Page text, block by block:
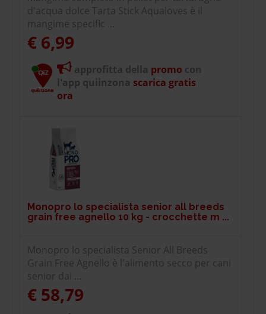
d'acqua dolce Tarta Stick Aqualoves è il
mangime specific ...
€ 6,99
approfitta della promo con
l'app quiinzona scarica gratis
ora
Monopro lo specialista senior all breeds
grain free agnello 10 kg - crocchette m ...
Monopro lo specialista Senior All Breeds
Grain Free Agnello è l'alimento secco per cani
senior dai ...
€ 58,79